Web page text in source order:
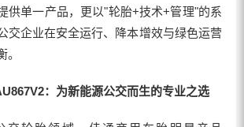
供单一产品，更以"轮胎+技术+管理"的系
交企业在安全运行、降本增效与绿色运营
：为新能源公交而生的专业之选